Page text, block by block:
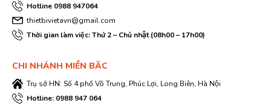
Hotline 0988 947064
thietbivietavn@gmail.com
Thời gian làm việc: Thứ 2 – Chủ nhật (08h00 – 17h00)
CHI NHÁNH MIỀN BĂC
Trụ sở HN: Số 4 phố Võ Trung, Phúc Lợi, Long Biên, Hà Nội
Hotline: 0988 947 064